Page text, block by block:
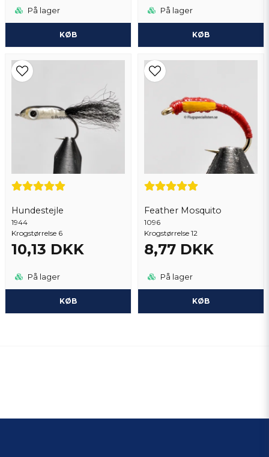
På lager
KØB
På lager
KØB
Hundestejle
1944
Krogstørrelse 6
10,13 DKK
På lager
KØB
Feather Mosquito
1096
Krogstørrelse 12
8,77 DKK
På lager
KØB
Christer
Gert
for 2 år siden
Piotr